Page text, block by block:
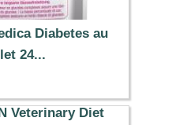
Diabetes au
24...
€
Veterinary Diet